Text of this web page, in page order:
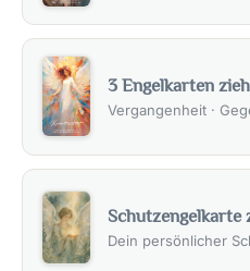
3 Engelkarten
Vergangenheit ·
Schutzengelkarte
Dein persönlicher